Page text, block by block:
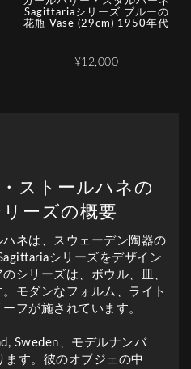
Sagittariaシリーズ ブルーの
花瓶 Vase (29cm) 1950年代
¥12,000
ストールハネの
ーズの概要
ネは、スウェーデン陶器の
シリーズをデザイン
シリーズは、ボウル、皿、
モダンなフォルム、ライト
フが施されています。
Sweden、モデルナンバ
ます。彼のオブジェの中